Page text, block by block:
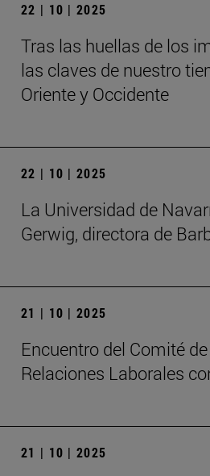
22 | 10 | 2025
Tras las huellas de los
las claves de nuestro
Oriente y Occidente
22 | 10 | 2025
La Universidad de
Gerwig, directora de
21 | 10 | 2025
Encuentro del Comité
Relaciones Laborales
21 | 10 | 2025